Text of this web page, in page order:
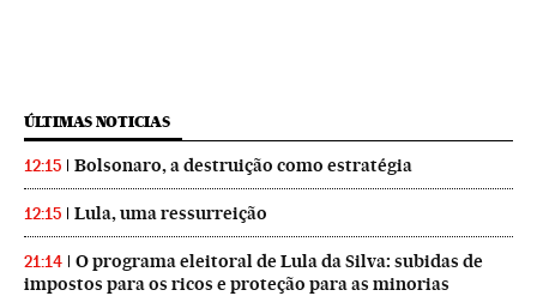
ÚLTIMAS NOTICIAS
12:15 Bolsonaro, a destruição como estratégia
12:15 Lula, uma ressurreição
21:14
O programa eleitoral de Lula da Silva: subidas de
impostos para os ricos e proteção para as minorias